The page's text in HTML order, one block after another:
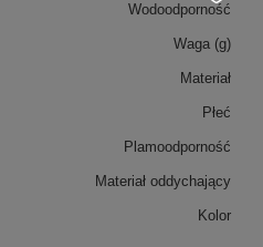
Wodoodporność
Waga (g)
Materiał
Płeć
Plamoodporność
Materiał oddychający
Kolor